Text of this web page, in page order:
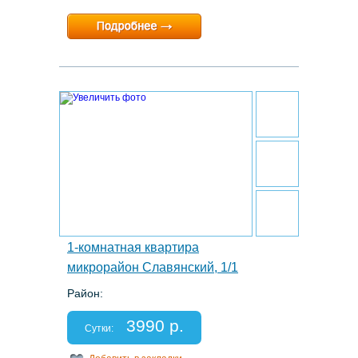
Минимальный срок:2 суток
Расчетный час:12:00
1-комнатная квартира
микрорайон Славянский, 1/1
Район:
Спальных мест: 2+2
Отчетные документы: есть
Сутки: 3990 р.